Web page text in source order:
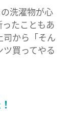
洗濯物が心
たこともあ
司から「そん
買ってやる